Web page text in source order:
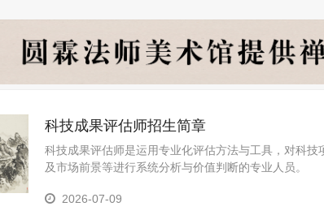
科技成果评估师招生简章
科技成果评估师是运用专业化评估方法与工具，对科
及市场前景等进行系统分析与价值判断的专业人员。
2026-07-09